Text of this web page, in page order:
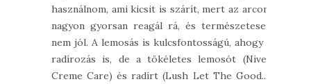
használnom, ami kicsit is szárít, mert az arcom
nagyon gyorsan reagál rá, és természetesen
nem jól. A lemosás is kulcsfontosságú, ahogy a
radírozás is, de a tökéletes lemosót (Nivea
Creme Care) és radírt (Lush Let The Good...)